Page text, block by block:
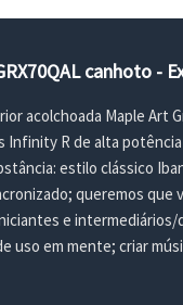
canhoto -
acolchoada Maple Art
Infinity R de alta potência
estilo clássico
queremos
e
uso em mente; criar